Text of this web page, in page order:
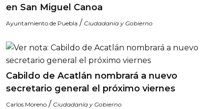
en San Miguel Canoa
Ayuntamiento de Puebla / Ciudadanía y Gobierno
Cabildo de Acatlán nombrará a nuevo
secretario general el próximo viernes
Carlos Moreno / Ciudadanía y Gobierno